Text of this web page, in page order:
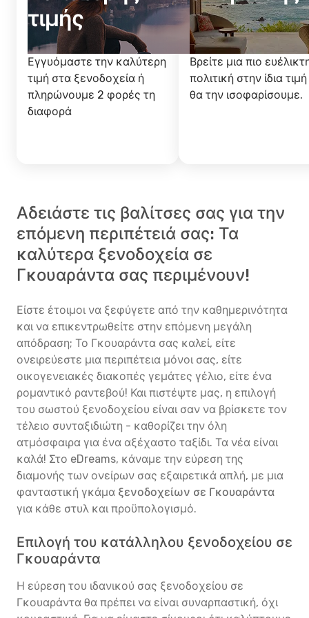
τιμής
Εγγυόμαστε την καλύτερη
τιμή στα ξενοδοχεία ή
πληρώνουμε 2 φορές τη
διαφορά
Βρείτε μια πιο
πολιτική στην ίδια
θα την ισοφαρίσουμε.
Αδειάστε τις βαλίτσες σας για την
επόμενη περιπέτειά σας: Τα
καλύτερα ξενοδοχεία σε
Γκουαράντα σας περιμένουν!
Είστε έτοιμοι να ξεφύγετε από την καθημερινότητα
και να επικεντρωθείτε στην επόμενη μεγάλη
απόδραση; Το Γκουαράντα σας καλεί, είτε
ονειρεύεστε μια περιπέτεια μόνοι σας, είτε
οικογενειακές διακοπές γεμάτες γέλιο, είτε ένα
ρομαντικό ραντεβού! Και πιστέψτε μας, η επιλογή
του σωστού ξενοδοχείου είναι σαν να βρίσκετε τον
τέλειο συνταξιδιώτη - καθορίζει την όλη
ατμόσφαιρα για ένα αξέχαστο ταξίδι. Τα νέα είναι
καλά! Στο eDreams, κάναμε την εύρεση της
διαμονής των ονείρων σας εξαιρετικά απλή, με μια
φανταστική γκάμα ξενοδοχείων σε Γκουαράντα
για κάθε στυλ και προϋπολογισμό.
Επιλογή του κατάλληλου ξενοδοχείου σε
Γκουαράντα
Η εύρεση του ιδανικού σας ξενοδοχείου σε
Γκουαράντα θα πρέπει να είναι συναρπαστική, όχι